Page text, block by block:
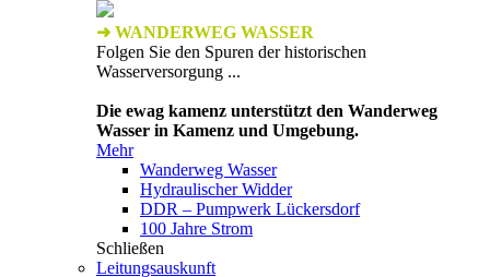
➜ WANDERWEG WASSER
Folgen Sie den Spuren der historischen
Wasserversorgung ...
Die ewag kamenz unterstützt den Wanderweg
Wasser in Kamenz und Umgebung.
Mehr
Wanderweg Wasser
Hydraulischer Widder
DDR – Pumpwerk Lückersdorf
100 Jahre Strom
Schließen
Leitungsauskunft